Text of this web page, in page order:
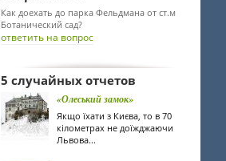
Как доехать до парка Фельдмана от ст.м
Ботанический сад?
ответить на вопрос
5 случайных отчетов
«Олеський замок»
Якщо їхати з Києва, то в 70
кілометрах не доїжджаючи
Львова...